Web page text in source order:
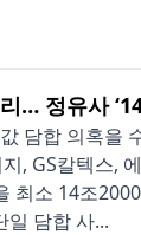
… 정유사
담합 의혹을
, GS칼텍스,
최소 14조
일 담합 사...